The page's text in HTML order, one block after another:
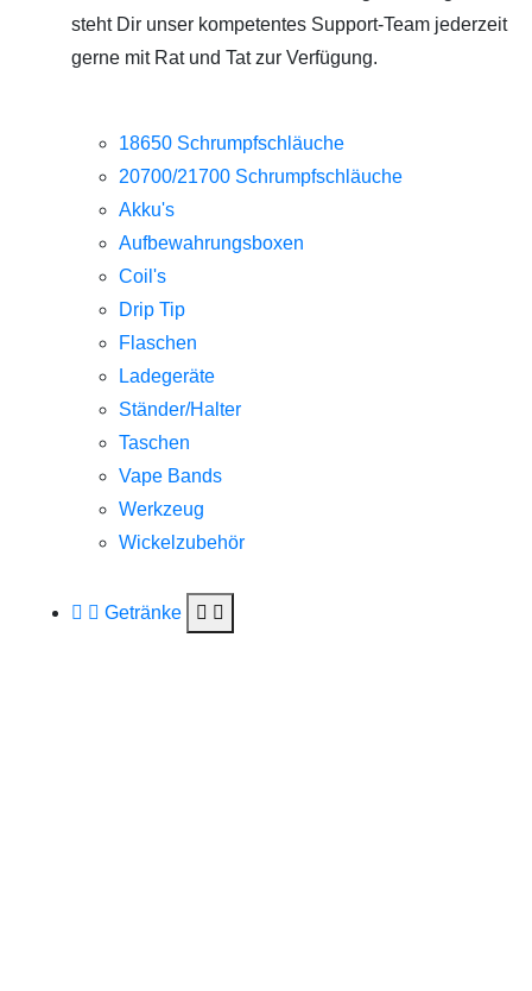
steht Dir unser kompetentes Support-Team jederzeit
gerne mit Rat und Tat zur Verfügung.
18650 Schrumpfschläuche
20700/21700 Schrumpfschläuche
Akku's
Aufbewahrungsboxen
Coil's
Drip Tip
Flaschen
Ladegeräte
Ständer/Halter
Taschen
Vape Bands
Werkzeug
Wickelzubehör
Getränke